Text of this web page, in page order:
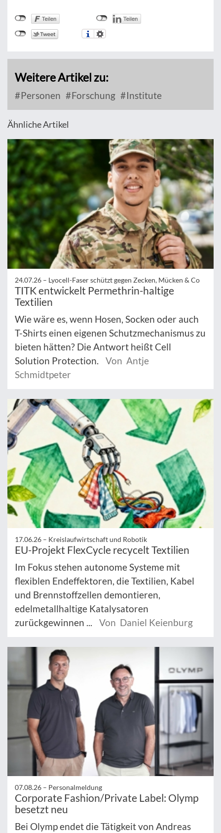
Weitere Artikel zu:
Personen Forschung Institute
Ähnliche Artikel
24.07.26 – Lyocell-Faser schützt gegen Zecken, Mücken & Co
TITK entwickelt Permethrin-haltige
Textilien
Wie wäre es, wenn Hosen, Socken oder auch
T-Shirts einen eigenen Schutzmechanismus zu
bieten hätten? Die Antwort heißt Cell
Solution Protection.
Von Antje
Schmidtpeter
17.06.26 – Kreislaufwirtschaft und Robotik
EU-Projekt FlexCycle recycelt Textilien
Im Fokus stehen autonome Systeme mit
flexiblen Endeffektoren, die Textilien, Kabel
und Brennstoffzellen demontieren,
edelmetallhaltige Katalysatoren
zurückgewinnen ...
Von Daniel Keienburg
07.08.26 – Personalmeldung
Corporate Fashion/Private Label: Olymp
besetzt neu
Bei Olymp endet die Tätigkeit von Andreas